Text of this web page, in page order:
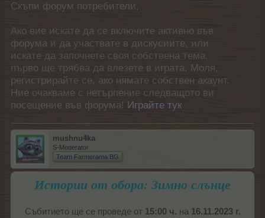
Скъпи форум потребители,
Ако вие искате да се включите активно във
форума и да участвате в дискусиите, или
искате да започнете своя собствена тема,
първо ще трябва да влезете в играта. Моля,
регистрирайте се, ако нямате собствен акаунт.
Ние очакваме с нетърпение следващото ви
посещение във форума! Играйте тук
mushnu4ka
S-Moderator
Team Farmerama BG
Истории от обора: Зимно слънце
Събитието ще се проведе от 15:00 ч. на 16.11.2023 г.